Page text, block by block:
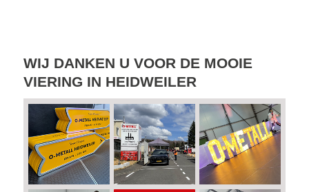
WIJ DANKEN U VOOR DE MOOIE
VIERING IN HEIDWEILER